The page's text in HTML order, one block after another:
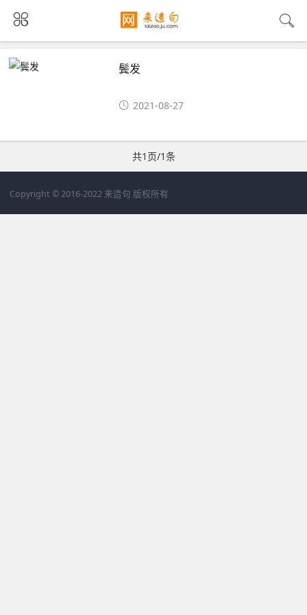
鬓发
2021-08-27
共1页/1条
Copyright © 2016-2022 来造句 版权所有